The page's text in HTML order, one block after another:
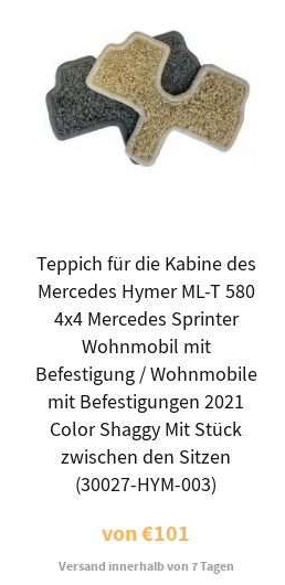
Teppich für die Kabine des
Mercedes Hymer ML-T 580
4x4 Mercedes Sprinter
Wohnmobil mit
Befestigung / Wohnmobile
mit Befestigungen 2021
Color Shaggy Mit Stück
zwischen den Sitzen
(30027-HYM-003)
von€101
Versand innerhalb von 7 Tagen